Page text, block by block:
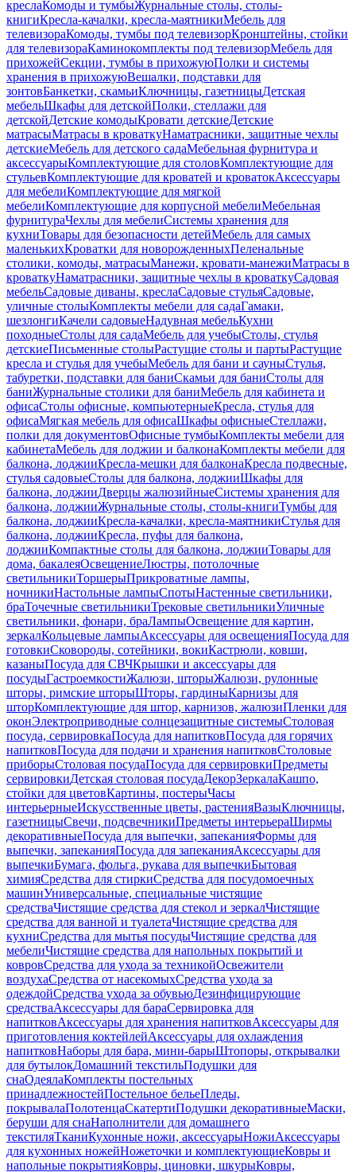
креслаКомоды и тумбыЖурнальные столы, столы-
книгиКресла-качалки, кресла-маятникиМебель для
телевизораКомоды, тумбы под телевизорКронштейны, стойки
для телевизораКаминокомплекты под телевизорМебель для
прихожейСекции, тумбы в прихожуюПолки и системы
хранения в прихожуюВешалки, подставки для
зонтовБанкетки, скамьиКлючницы, газетницыДетская
мебельШкафы для детскойПолки, стеллажи для
детскойДетские комодыКровати детскиеДетские
матрасыМатрасы в кроваткуНаматрасники, защитные чехлы
детскиеМебель для детского садаМебельная фурнитура и
аксессуарыКомплектующие для столовКомплектующие для
стульевКомплектующие для кроватей и кроватокАксессуары
для мебелиКомплектующие для мягкой
мебелиКомплектующие для корпусной мебелиМебельная
фурнитураЧехлы для мебелиСистемы хранения для
кухниТовары для безопасности детейМебель для самых
маленькихКроватки для новорожденныхПеленальные
столики, комоды, матрасыМанежи, кровати-манежиМатрасы в
кроваткуНаматрасники, защитные чехлы в кроваткуСадовая
мебельСадовые диваны, креслаСадовые стульяСадовые,
уличные столыКомплекты мебели для садаГамаки,
шезлонгиКачели садовыеНадувная мебельКухни
походныеСтолы для садаМебель для учебыСтолы, стулья
детскиеПисьменные столыРастущие столы и партыРастущие
кресла и стулья для учебыМебель для бани и сауныСтулья,
табуретки, подставки для баниСкамьи для баниСтолы для
баниЖурнальные столики для баниМебель для кабинета и
офисаСтолы офисные, компьютерныеКресла, стулья для
офисаМягкая мебель для офисаШкафы офисныеСтеллажи,
полки для документовОфисные тумбыКомплекты мебели для
кабинетаМебель для лоджии и балконаКомплекты мебели для
балкона, лоджииКресла-мешки для балконаКресла подвесные,
стулья садовыеСтолы для балкона, лоджииШкафы для
балкона, лоджииДверцы жалюзийныеСистемы хранения для
балкона, лоджииЖурнальные столы, столы-книгиТумбы для
балкона, лоджииКресла-качалки, кресла-маятникиСтулья для
балкона, лоджииКресла, пуфы для балкона,
лоджииКомпактные столы для балкона, лоджииТовары для
дома, бакалеяОсвещениеЛюстры, потолочные
светильникиТоршерыПрикроватные лампы,
ночникиНастольные лампыСпотыНастенные светильники,
браТочечные светильникиТрековые светильникиУличные
светильники, фонари, браЛампыОсвещение для картин,
зеркалКольцевые лампыАксессуары для освещенияПосуда для
готовкиСковороды, сотейники, вокиКастрюли, ковши,
казаныПосуда для СВЧКрышки и аксессуары для
посудыГастроемкостиЖалюзи, шторыЖалюзи, рулонные
шторы, римские шторыШторы, гардиныКарнизы для
шторКомплектующие для штор, карнизов, жалюзиПленки для
оконЭлектроприводные солнцезащитные системыСтоловая
посуда, сервировкаПосуда для напитковПосуда для горячих
напитковПосуда для подачи и хранения напитковСтоловые
приборыСтоловая посудаПосуда для сервировкиПредметы
сервировкиДетская столовая посудаДекорЗеркалаКашпо,
стойки для цветовКартины, постерыЧасы
интерьерныеИскусственные цветы, растенияВазыКлючницы,
газетницыСвечи, подсвечникиПредметы интерьераШирмы
декоративныеПосуда для выпечки, запеканияФормы для
выпечки, запеканияПосуда для запеканияАксессуары для
выпечкиБумага, фольга, рукава для выпечкиБытовая
химияСредства для стиркиСредства для посудомоечных
машинУниверсальные, специальные чистящие
средстваЧистящие средства для стекол и зеркалЧистящие
средства для ванной и туалетаЧистящие средства для
кухниСредства для мытья посудыЧистящие средства для
мебелиЧистящие средства для напольных покрытий и
ковровСредства для ухода за техникойОсвежители
воздухаСредства от насекомыхСредства ухода за
одеждойСредства ухода за обувьюДезинфицирующие
средстваАксессуары для бараСервировка для
напитковАксессуары для хранения напитковАксессуары для
приготовления коктейлейАксессуары для охлаждения
напитковНаборы для бара, мини-барыШтопоры, открывалки
для бутылокДомашний текстильПодушки для
снаОдеялаКомплекты постельных
принадлежностейПостельное бельеПледы,
покрывалаПолотенцаСкатертиПодушки декоративныеМаски,
беруши для снаНаполнители для домашнего
текстиляТканиКухонные ножи, аксессуарыНожиАксессуары
для кухонных ножейНожеточки и комплектующиеКовры и
напольные покрытияКовры, циновки, шкурыКовры,